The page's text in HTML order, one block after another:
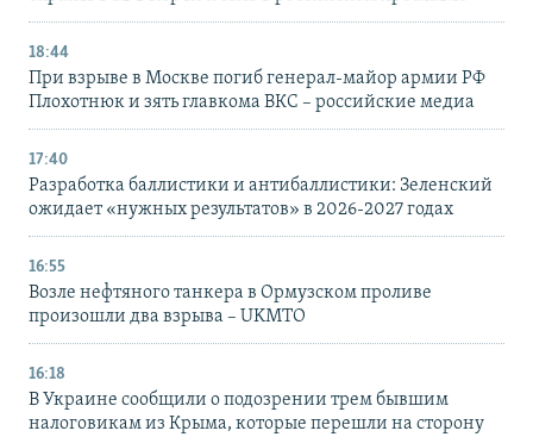
18:44
При взрыве в Москве погиб генерал-майор армии РФ
Плохотнюк и зять главкома ВКС – российские медиа
17:40
Разработка баллистики и антибаллистики: Зеленский
ожидает «нужных результатов» в 2026-2027 годах
16:55
Возле нефтяного танкера в Ормузском проливе
произошли два взрыва – UKMTO
16:18
В Украине сообщили о подозрении трем бывшим
налоговикам из Крыма, которые перешли на сторону